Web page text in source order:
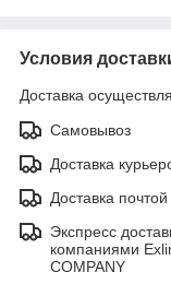
Условия
Доставка
Самовывоз
Доставка
Доставка почтой
Экспресс
компаниями
COMPANY